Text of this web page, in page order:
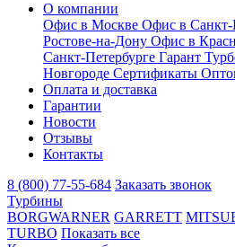
О компании
Офис в Москве Офис в Санкт-
Ростове-на-Дону Офис в
Санкт-Петербурге Гарант
Новгороде Сертификаты
Оплата и доставка
Гарантии
Новости
Отзывы
Контакты
8 (800) 77-55-684 Заказать звонок
Турбины
BORGWARNER GARRETT
TURBO Показать все